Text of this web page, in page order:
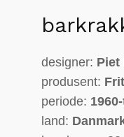
designer: Piet
produsent:
periode:
land: